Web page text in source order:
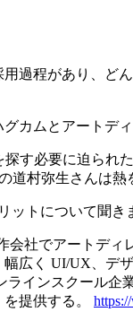
過程があり、
カムとアートデ
す必要に迫られ
道村弥生さんは熱
ットについて聞き
会社でアートディ
広く UI/UX、デ
ラインスクール
提供する。